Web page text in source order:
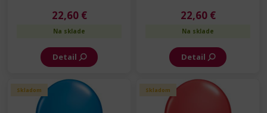
22,60 €
Na sklade
Detail
22,60 €
Na sklade
Detail
Skladom Skladom